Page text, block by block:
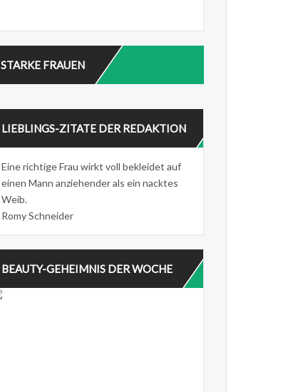
STARKE FRAUEN
LIEBLINGS-ZITATE DER REDAKTION
Eine richtige Frau wirkt voll bekleidet auf
einen Mann anziehender als ein nacktes
Weib.
Romy Schneider
BEAUTY-GEHEIMNIS DER WOCHE